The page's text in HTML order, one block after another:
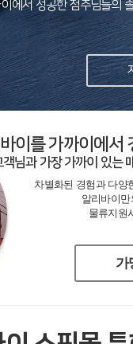
에서 성공한 점주님들의
이를 가까이에서
객님과 가장 가까이 있는
차별화된 경험과 다양
알리바이
물류지원
가